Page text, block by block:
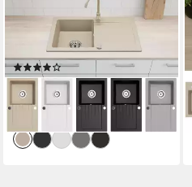
Athena 75x43,5 cm
Küchenspüle Granit mit
Siphon, Eckig, 76/44 cm
(73)
79,10 € UVP 138,49 €
-43%